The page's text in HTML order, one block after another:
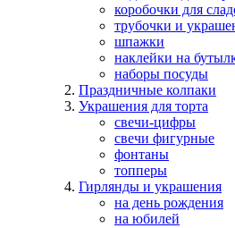
коробочки для
трубочки и
шпажки
наклейки на
наборы посуды
Праздничные колпаки
Украшения для торта
свечи-цифры
свечи фигурные
фонтаны
топперы
Гирлянды и украшения
на день рождения
на юбилей